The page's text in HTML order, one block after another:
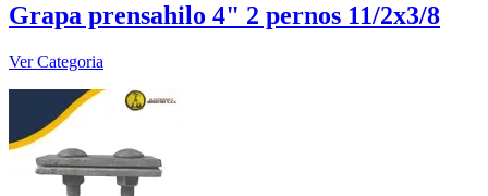
Grapa prensahilo 4" 2 pernos 11/2x3/8
Ver Categoria